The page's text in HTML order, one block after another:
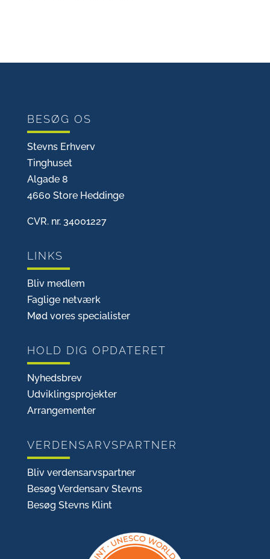
BESØG OS
Stevns Erhverv
Tinghuset
Algade 8
4660 Store Heddinge
CVR. nr. 34001227
LINKS
Bliv medlem
Faglige netværk
Mød vores specialister
HOLD DIG OPDATERET
Nyhedsbrev
Udviklingsprojekter
Arrangementer
VERDENSARVSPARTNER
Bliv verdensarvspartner
Besøg Verdensarv Stevns
Besøg Stevns Klint